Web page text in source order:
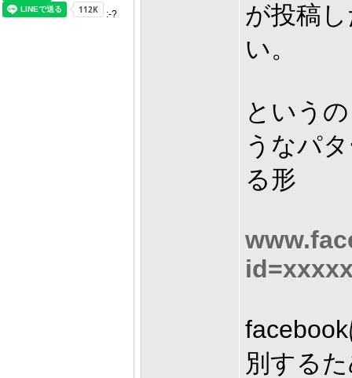
:-?
が投稿
い。
という
うなパ
る形
別する